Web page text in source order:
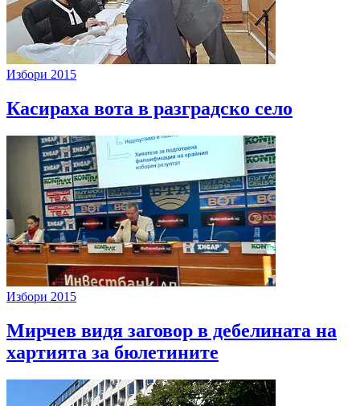
Избори 2015
Касираха вота в разградско село
Избори 2015
Мирчев видя заговор в дебелината на
хартията за бюлетините